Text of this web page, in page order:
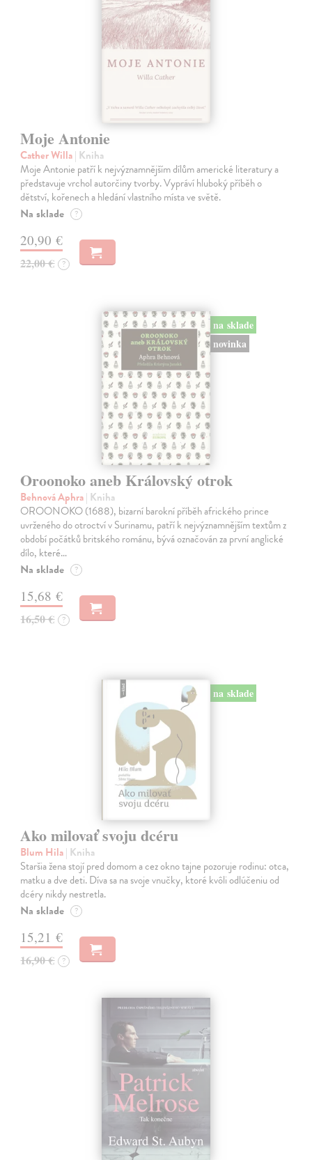
Moje Antonie
Cather Willa| Kniha
Moje Antonie patří k nejvýznamnějším dílům americké literatury a
představuje vrchol autorčiny tvorby. Vypráví hluboký příběh o
dětství, kořenech a hledání vlastního místa ve světě.
Na sklade ?
20,90 €
22,00 € ?
na sklade
novinka
Oroonoko aneb Královský otrok
Behnová Aphra| Kniha
OROONOKO (1688), bizarní barokní příběh afrického prince
uvrženého do otroctví v Surinamu, patří k nejvýznamnějším textům z
období počátků britského románu, bývá označován za první anglické
dílo, které…
Na sklade ?
15,68 €
16,50 € ?
na sklade
Ako milovať svoju dcéru
Blum Hila| Kniha
Staršia žena stojí pred domom a cez okno tajne pozoruje rodinu: otca,
matku a dve deti. Díva sa na svoje vnučky, ktoré kvôli odlúčeniu od
dcéry nikdy nestretla.
Na sklade ?
15,21 €
16,90 € ?